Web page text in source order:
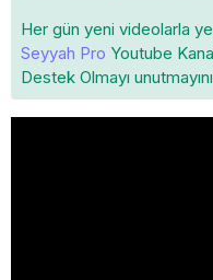
Her gün yeni videolarla
Seyyah Pro Youtube
Destek Olmayı